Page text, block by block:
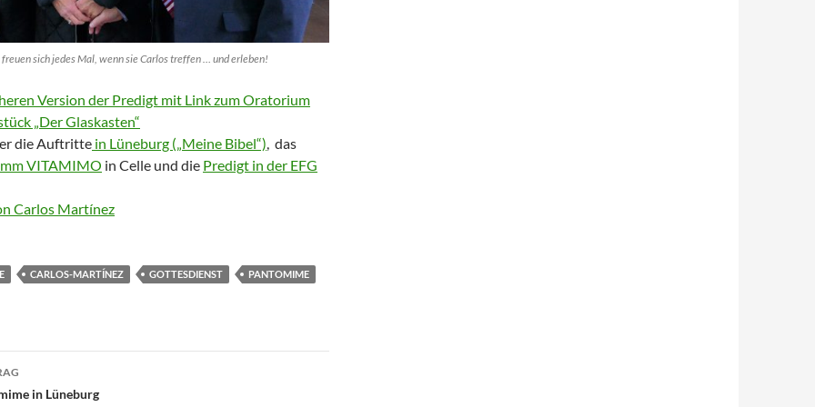
freuen sich jedes Mal, wenn sie Carlos treffen … und erleben!
Version der Predigt mit Link zum Oratorium
„Der Glaskasten“
die Auftritte in Lüneburg („Meine Bibel“), das
VITAMIMO in Celle und die Predigt in der EFG
Carlos Martínez
CARLOS-MARTÍNEZ GOTTESDIENST
PANTOMIME
in Lüneburg